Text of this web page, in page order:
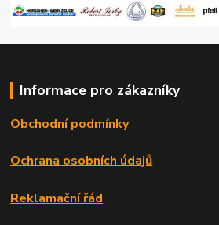
Informace pro zákazníky
Obchodní podmínky
Ochrana osobních údajů
Reklamační řád